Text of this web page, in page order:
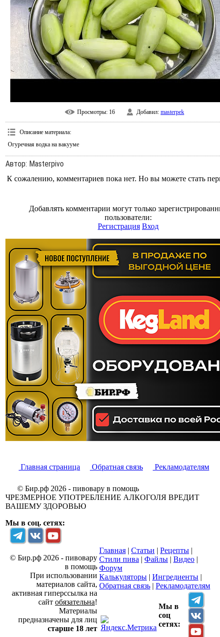
Просмотры: 16 Добавил: masterpek
Описание материала:
Огуречная водка на вакууме
Автор: Masterpivo
К сожалению, комментариев пока нет. Но вы можете стать
Добавлять комментарии могут только
пользователи:
Регистрация Вход
Главная страница Обратная связь Рекламодателям
© Бир.рф 2026 - пивовару в помощь
ЧРЕЗМЕРНОЕ УПОТРЕБЛЕНИЕ АЛКОГОЛЯ ВРЕДИТ
ВАШЕМУ ЗДОРОВЬЮ
Мы в соц. сетях:
© Бир.рф 2026 - пивовару
в помощь
При использовании
материалов сайта,
активная гиперссылка на
сайт обязательна!
Материалы
предназначены для лиц
старше 18 лет
Главная | Статьи | Рецепты |
Стили пива | Файлы | Видео |
Форум
Калькуляторы | Ингредиенты |
Обратная связь | Рекламодателям
Мы в
соц
сетях: